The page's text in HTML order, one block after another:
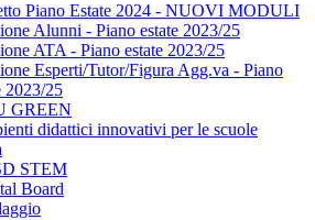
Piano Estate 2024 - NUOVI MODULI
Alunni - Piano estate 2023/25
ATA - Piano estate 2023/25
Esperti/Tutor/Figura Agg.va - Piano
2023/25
GREEN
didattici innovativi per le scuole
STEM
Board